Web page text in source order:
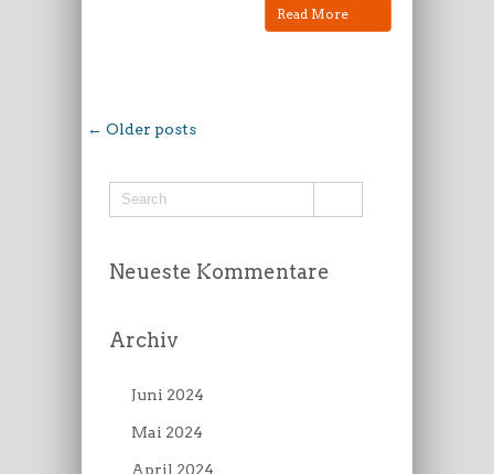
Read More
← Older posts
Neueste Kommentare
Archiv
Juni 2024
Mai 2024
April 2024